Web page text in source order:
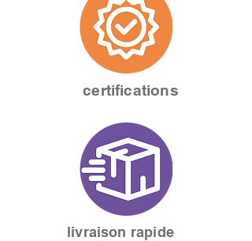
certifications
livraison rapide